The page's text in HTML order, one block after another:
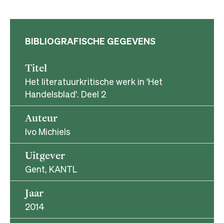
BIBLIOGRAFISCHE GEGEVENS
Titel
Het literatuurkritische werk in 'Het
Handelsblad'. Deel 2
Auteur
Ivo Michiels
Uitgever
Gent, KANTL
Jaar
2014